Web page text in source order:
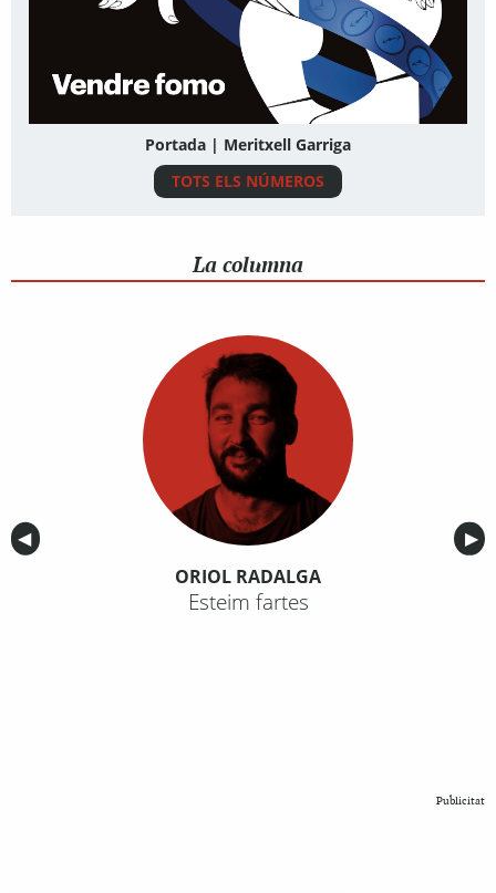
Portada | Meritxell Garriga
TOTS ELS NÚMEROS
La columna
Anterior
◀︎ ▶︎
ORIOL RADALGA
Esteim fartes
Publicitat